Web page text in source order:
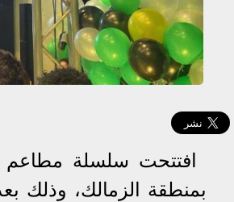
افتتحت سلسلة
بمنطقة الزمالك، وذلك